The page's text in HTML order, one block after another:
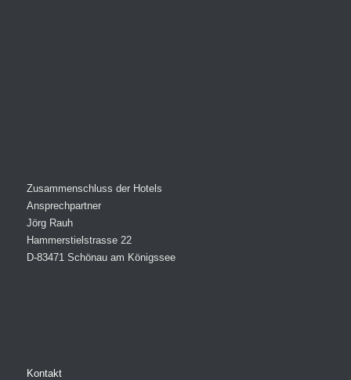
Zusammenschluss der Hotels
Ansprechpartner
Jörg Rauh
Hammerstielstrasse 22
D-83471 Schönau am Königssee
Kontakt